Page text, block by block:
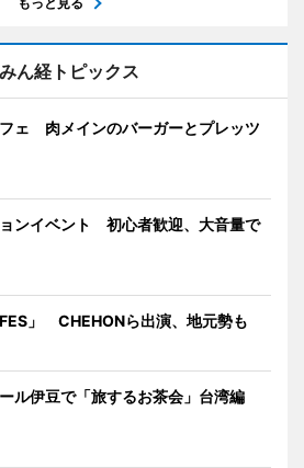
みん経トピックス
ェ 肉メインのバーガーとプレッツ
ンイベント 初心者歓迎、大音量で
」 CHEHONら出演、地元勢も
ル伊豆で「旅するお茶会」台湾編